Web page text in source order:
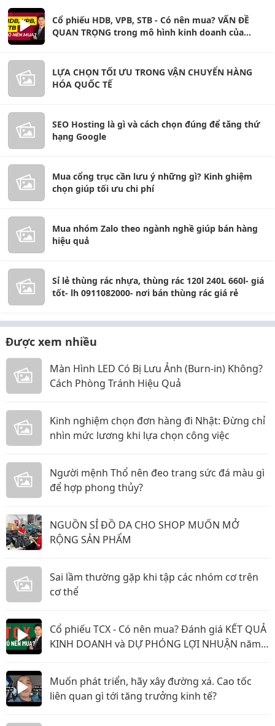
Cổ phiếu HDB, VPB, STB - Có nên mua? VẤN ĐỀ
QUAN TRỌNG trong mô hình kinh doanh của
LỰA CHỌN TỐI ƯU TRONG VẬN CHUYỂN HÀNG
HÓA QUỐC TẾ
SEO Hosting là gì và cách chọn đúng để tăng thứ
hạng Google
Mua cổng trục cần lưu ý những gì? Kinh ghiệm
chọn giúp tối ưu chi phí
Mua nhóm Zalo theo ngành nghề giúp bán hàng
hiệu quả
Sỉ lẻ thùng rác nhựa, thùng rác 120l 240L 660l- giá
tốt- lh 0911082000- nơi bán thùng rác giá rẻ
Được xem nhiều
Màn Hình LED Có Bị Lưu Ảnh (Burn-in) Không?
Cách Phòng Tránh Hiệu Quả
Kinh nghiệm chọn đơn hàng đi Nhật: Đừng chỉ
nhìn mức lương khi lựa chọn công việc
Người mệnh Thổ nên đeo trang sức đá màu gì
để hợp phong thủy?
NGUỒN SỈ ĐỒ DA CHO SHOP MUỐN MỞ
RỘNG SẢN PHẨM
Sai lầm thường gặp khi tập các nhóm cơ trên
cơ thể
Cổ phiếu TCX - Có nên mua? Đánh giá KẾT QUẢ
KINH DOANH và DỰ PHÓNG LỢI NHUẬN năm
Muốn phát triển, hãy xây đường xá. Cao tốc
liên quan gì tới tăng trưởng kinh tế?